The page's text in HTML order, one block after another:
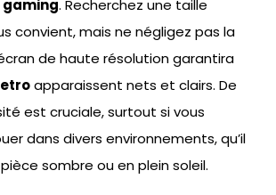
. Recherchez une taille
convient, mais ne négligez pas la
de haute résolution garantira
apparaissent nets et clairs. De
est cruciale, surtout si vous
dans divers environnements, qu’il
pièce sombre ou en plein soleil.